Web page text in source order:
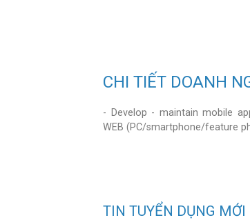
CHI TIẾT DOANH
- Develop - maintain mobile
WEB (PC/smartphone/feature
TIN TUYỂN DỤNG